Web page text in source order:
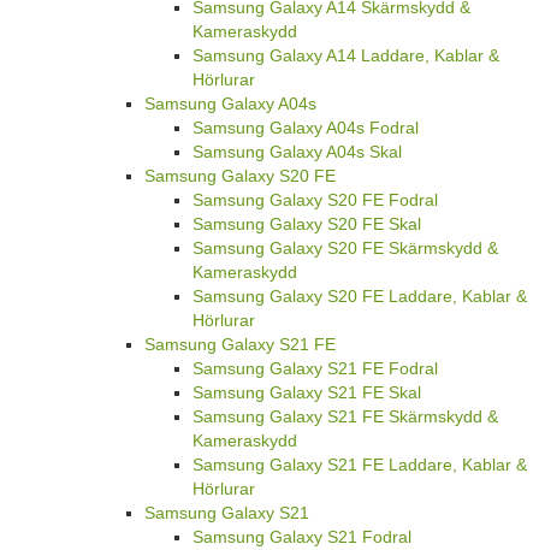
Samsung Galaxy A14 Skärmskydd &
Kameraskydd
Samsung Galaxy A14 Laddare, Kablar &
Hörlurar
Samsung Galaxy A04s
Samsung Galaxy A04s Fodral
Samsung Galaxy A04s Skal
Samsung Galaxy S20 FE
Samsung Galaxy S20 FE Fodral
Samsung Galaxy S20 FE Skal
Samsung Galaxy S20 FE Skärmskydd &
Kameraskydd
Samsung Galaxy S20 FE Laddare, Kablar &
Hörlurar
Samsung Galaxy S21 FE
Samsung Galaxy S21 FE Fodral
Samsung Galaxy S21 FE Skal
Samsung Galaxy S21 FE Skärmskydd &
Kameraskydd
Samsung Galaxy S21 FE Laddare, Kablar &
Hörlurar
Samsung Galaxy S21
Samsung Galaxy S21 Fodral